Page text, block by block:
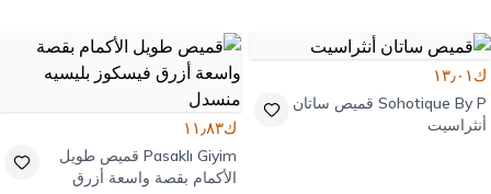
ك١٣٫٠١
Sohotique By P قميص ساتان
أنثراسيت
ك١١٫٨٣
Pasaklı Giyim قميص طويل
الأكمام بقصة واسعة أزرق